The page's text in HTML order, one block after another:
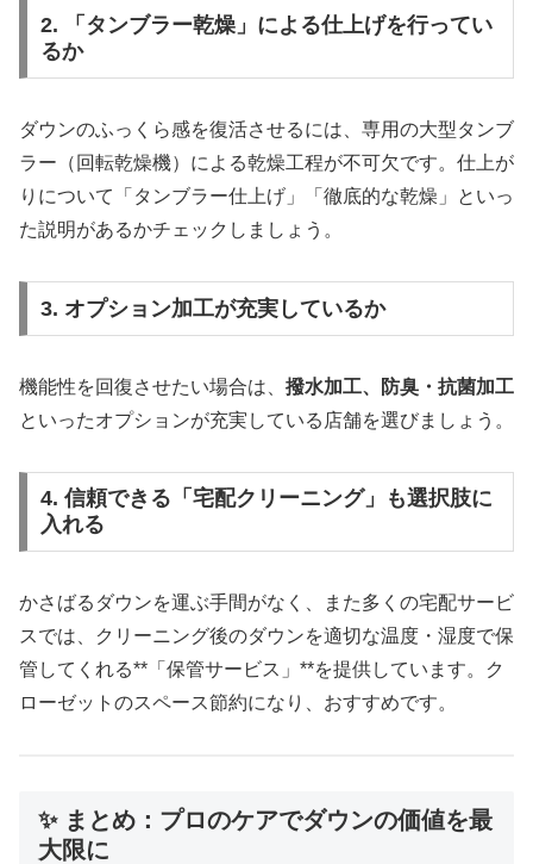
2. 「タンブラー乾燥」による仕上げを行ってい
るか
ダウンのふっくら感を復活させるには、専用の大型タンブ
ラー（回転乾燥機）による乾燥工程が不可欠です。仕上が
りについて「タンブラー仕上げ」「徹底的な乾燥」といっ
た説明があるかチェックしましょう。
3. オプション加工が充実しているか
機能性を回復させたい場合は、 撥水加工、防臭・抗菌加工
といったオプションが充実している店舗を選びましょう。
4. 信頼できる「宅配クリーニング」も選択肢に
入れる
かさばるダウンを運ぶ手間がなく、また多くの宅配サービ
スでは、クリーニング後のダウンを適切な温度・湿度で保
管してくれる**「保管サービス」**を提供しています。ク
ローゼットのスペース節約になり、おすすめです。
✨ まとめ：プロのケアでダウンの価値を最
大限に